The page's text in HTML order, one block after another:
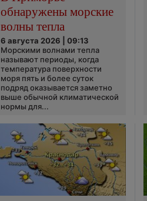
обнаружены морские
волны тепла
6 августа 2026 | 09:13
Морскими волнами тепла
называют периоды, когда
температура поверхности
моря пять и более суток
подряд оказывается заметно
выше обычной климатической
нормы для...